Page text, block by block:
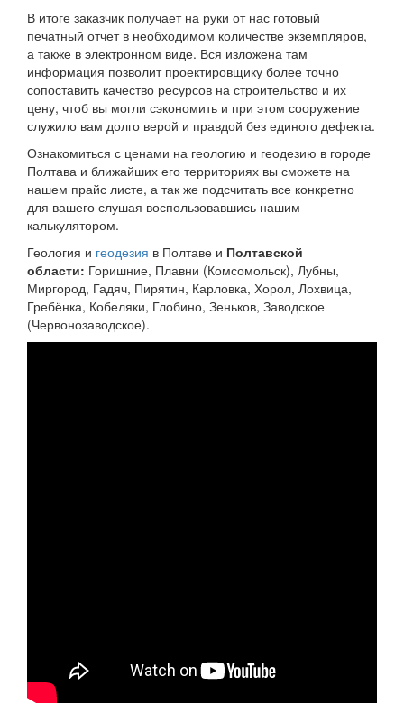
В итоге заказчик получает на руки от нас готовый
печатный отчет в необходимом количестве экземпляров,
а также в электронном виде. Вся изложена там
информация позволит проектировщику более точно
сопоставить качество ресурсов на строительство и их
цену, чтоб вы могли сэкономить и при этом сооружение
служило вам долго верой и правдой без единого дефекта.
Ознакомиться с ценами на геологию и геодезию в городе
Полтава и ближайших его территориях вы сможете на
нашем прайс листе, а так же подсчитать все конкретно
для вашего слушая воспользовавшись нашим
калькулятором.
Геология и геодезия в Полтаве и Полтавской
области: Горишние, Плавни (Комсомольск), Лубны,
Миргород, Гадяч, Пирятин, Карловка, Хорол, Лохвица,
Гребёнка, Кобеляки, Глобино, Зеньков, Заводское
(Червонозаводское).